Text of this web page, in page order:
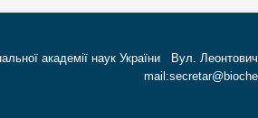
академії наук України Вул.